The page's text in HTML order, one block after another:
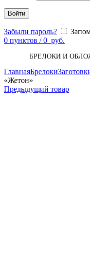
Войти
Забыли пароль?
0 пунктов / 0 руб.
БРЕЛОКИ И
ГлавнаяБрелоки
«Жетон»
Предыдущий товар